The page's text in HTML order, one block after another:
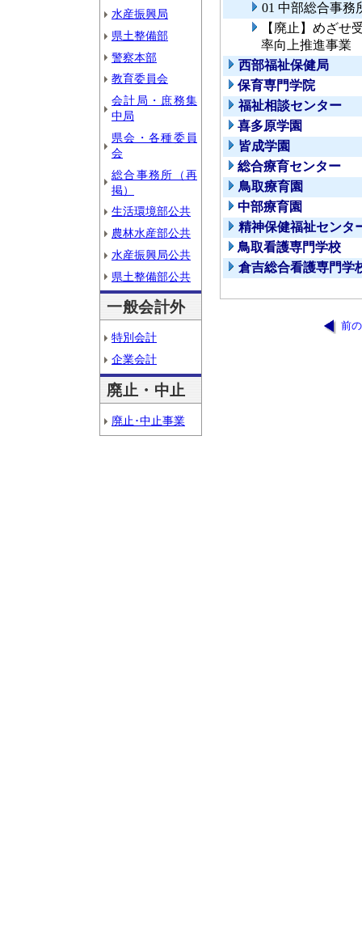
水産振興局
県土整備部
警察本部
教育委員会
会計局・庶務集
中局
県会・各種委員
会
総合事務所（再
掲）
生活環境部公共
農林水産部公共
水産振興局公共
県土整備部公共
一般会計外
特別会計
企業会計
廃止・中止
廃止･中止事業
01 中部総合事務
【廃止】めざせ
率向上推進事業
西部福祉保健局
保育専門学院
福祉相談センター
喜多原学園
皆成学園
総合療育センター
鳥取療育園
中部療育園
精神保健福祉センタ
鳥取看護専門学校
倉吉総合看護専門学
前